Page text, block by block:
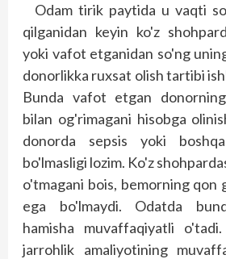
Odam tirik paytida u vaqti
qilganidan keyin ko'z
yoki vafot etganidan so'ng
donorlikka ruxsat olish tartibi
Bunda vafot etgan
bilan og'rimagani hisobga
donorda sepsis yoki
bo'lmasligi lozim. Ko'z
o'tmagani bois, bemorning qon
ega bo'lmaydi. Odatda
hamisha muvaffaqiyatli
jarrohlik amaliyotining